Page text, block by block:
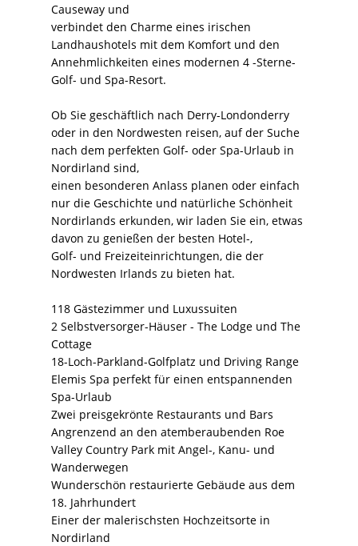
Causeway und
verbindet den Charme eines irischen
Landhaushotels mit dem Komfort und den
Annehmlichkeiten eines modernen 4 -Sterne-
Golf- und Spa-Resort.
Ob Sie geschäftlich nach Derry-Londonderry
oder in den Nordwesten reisen, auf der Suche
nach dem perfekten Golf- oder Spa-Urlaub in
Nordirland sind,
einen besonderen Anlass planen oder einfach
nur die Geschichte und natürliche Schönheit
Nordirlands erkunden, wir laden Sie ein, etwas
davon zu genießen der besten Hotel-,
Golf- und Freizeiteinrichtungen, die der
Nordwesten Irlands zu bieten hat.
118 Gästezimmer und Luxussuiten
2 Selbstversorger-Häuser - The Lodge und The
Cottage
18-Loch-Parkland-Golfplatz und Driving Range
Elemis Spa perfekt für einen entspannenden
Spa-Urlaub
Zwei preisgekrönte Restaurants und Bars
Angrenzend an den atemberaubenden Roe
Valley Country Park mit Angel-, Kanu- und
Wanderwegen
Wunderschön restaurierte Gebäude aus dem
18. Jahrhundert
Einer der malerischsten Hochzeitsorte in
Nordirland